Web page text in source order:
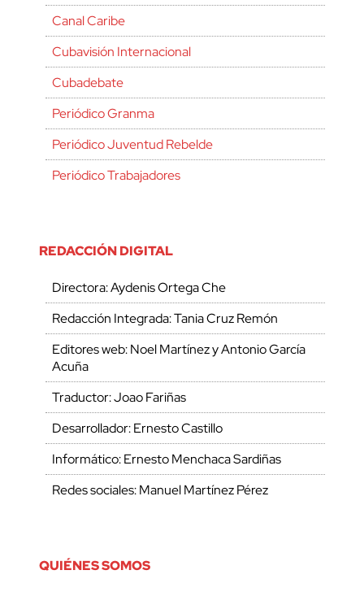
Canal Caribe
Cubavisión Internacional
Cubadebate
Periódico Granma
Periódico Juventud Rebelde
Periódico Trabajadores
REDACCIÓN DIGITAL
Directora: Aydenis Ortega Che
Redacción Integrada: Tania Cruz Remón
Editores web: Noel Martínez y Antonio García
Acuña
Traductor: Joao Fariñas
Desarrollador: Ernesto Castillo
Informático: Ernesto Menchaca Sardiñas
Redes sociales: Manuel Martínez Pérez
QUIÉNES SOMOS